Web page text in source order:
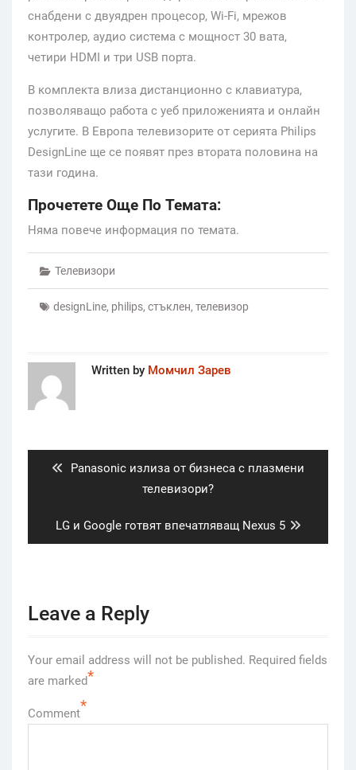
снабдени с двуядрен процесор, Wi-Fi, мрежов
контролер, аудио система с мощност 30 вата,
четири HDMI и три USB порта.
В комплекта влиза дистанционно с клавиатура,
позволяващо работа с уеб приложенията и онлайн
услугите. В Европа телевизорите от серията Philips
DesignLine ще се появят през втората половина на
тази година.
Прочетете Още По Темата:
Няма повече информация по темата.
Телевизори
designLine, philips, стъклен, телевизор
Written by Момчил Зарев
Previous
Panasonic излиза от бизнеса с плазмени
телевизори?
Next
post:
LG и Google готвят впечатляващ Nexus 5
Leave a Reply
Your email address will not be published. Required fields
are marked*
Comment*